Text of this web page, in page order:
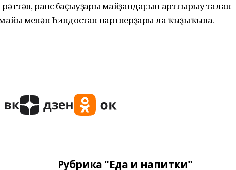
рапс баҫыуҙары майҙандарын арттырыу талап
менән Һиндостан партнерҙары ла ҡыҙыҡһына.
Рубрика "Еда и напитки"